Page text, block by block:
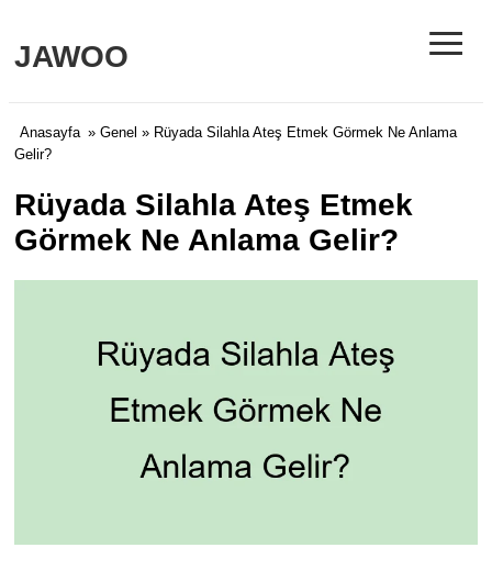
JAWOO ≡
Anasayfa » Genel » Rüyada Silahla Ateş Etmek Görmek Ne Anlama
Gelir?
Rüyada Silahla Ateş Etmek
Görmek Ne Anlama Gelir?